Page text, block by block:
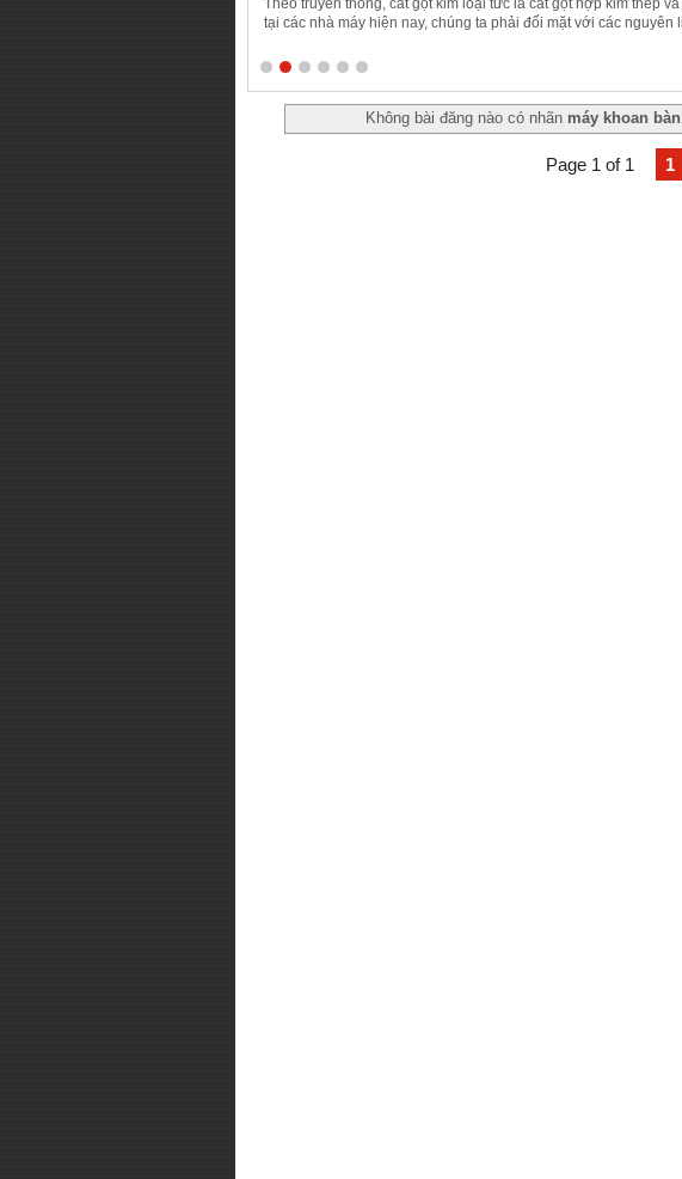
Theo truyền thống, cắt gọt kim loại tức là cắt gọt hợp kim thép
tại các nhà máy hiện nay, chúng ta phải đối mặt với các
với hợp kim thép truyền thống và có thể thực sự đúng nghĩa là
Không bài đăng nào có nhãn máy khoan bàn
Page 1 of 1 1